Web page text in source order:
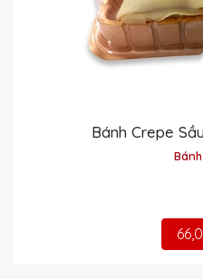
Bánh Crepe